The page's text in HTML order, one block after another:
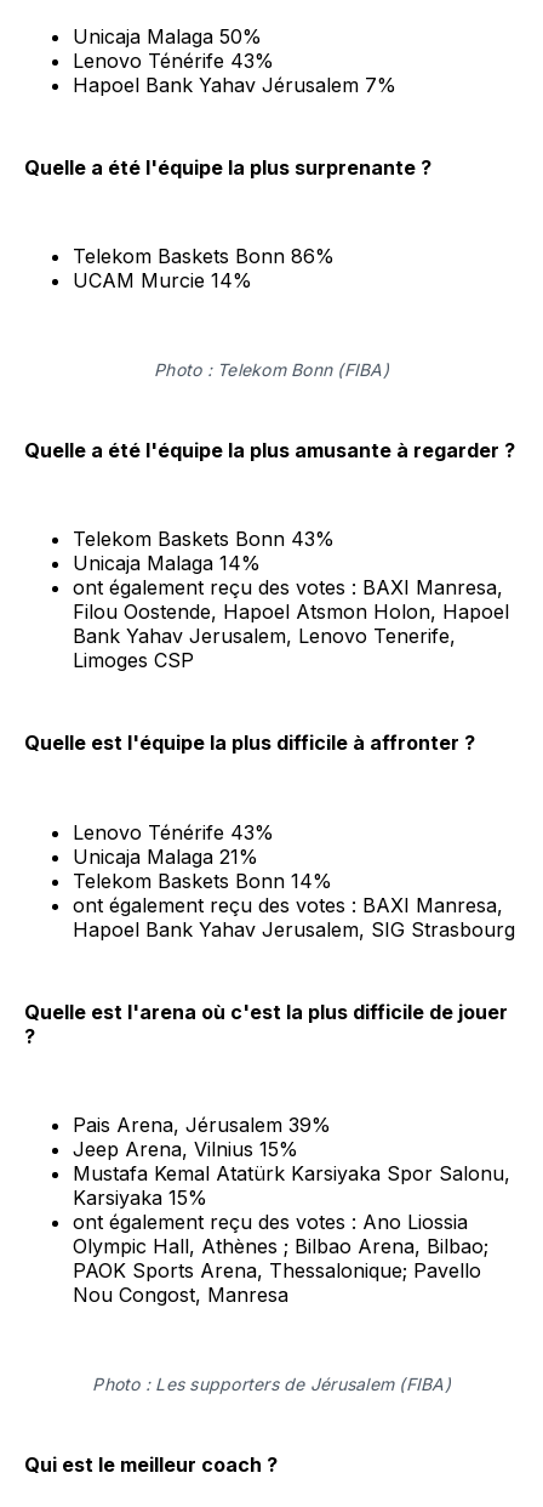
Unicaja Malaga 50%
Lenovo Ténérife 43%
Hapoel Bank Yahav Jérusalem 7%
Quelle a été l'équipe la plus surprenante ?
Telekom Baskets Bonn 86%
UCAM Murcie 14%
Photo : Telekom Bonn (FIBA)
Quelle a été l'équipe la plus amusante à regarder ?
Telekom Baskets Bonn 43%
Unicaja Malaga 14%
ont également reçu des votes : BAXI Manresa,
Filou Oostende, Hapoel Atsmon Holon, Hapoel
Bank Yahav Jerusalem, Lenovo Tenerife,
Limoges CSP
Quelle est l'équipe la plus difficile à affronter ?
Lenovo Ténérife 43%
Unicaja Malaga 21%
Telekom Baskets Bonn 14%
ont également reçu des votes : BAXI Manresa,
Hapoel Bank Yahav Jerusalem, SIG Strasbourg
Quelle est l'arena où c'est la plus difficile de jouer
?
Pais Arena, Jérusalem 39%
Jeep Arena, Vilnius 15%
Mustafa Kemal Atatürk Karsiyaka Spor Salonu,
Karsiyaka 15%
ont également reçu des votes : Ano Liossia
Olympic Hall, Athènes ; Bilbao Arena, Bilbao;
PAOK Sports Arena, Thessalonique; Pavello
Nou Congost, Manresa
Photo : Les supporters de Jérusalem (FIBA)
Qui est le meilleur coach ?